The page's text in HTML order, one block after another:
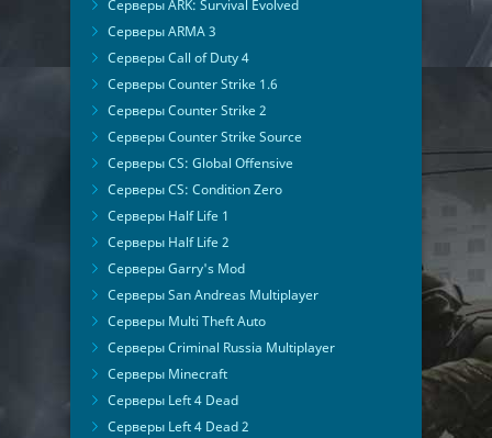
Серверы ARK: Survival Evolved
Серверы ARMA 3
Серверы Call of Duty 4
Серверы Counter Strike 1.6
Серверы Counter Strike 2
Серверы Counter Strike Source
Серверы CS: Global Offensive
Серверы CS: Condition Zero
Серверы Half Life 1
Серверы Half Life 2
Серверы Garry's Mod
Серверы San Andreas Multiplayer
Серверы Multi Theft Auto
Серверы Criminal Russia Multiplayer
Серверы Minecraft
Серверы Left 4 Dead
Серверы Left 4 Dead 2